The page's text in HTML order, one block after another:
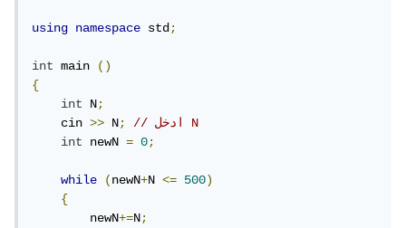
using namespace std;
int main ()
{
int
N;
cin >> N;
// ادخل N
int
newN = 0;
while (newN+N <= 500)
{
newN+=N;